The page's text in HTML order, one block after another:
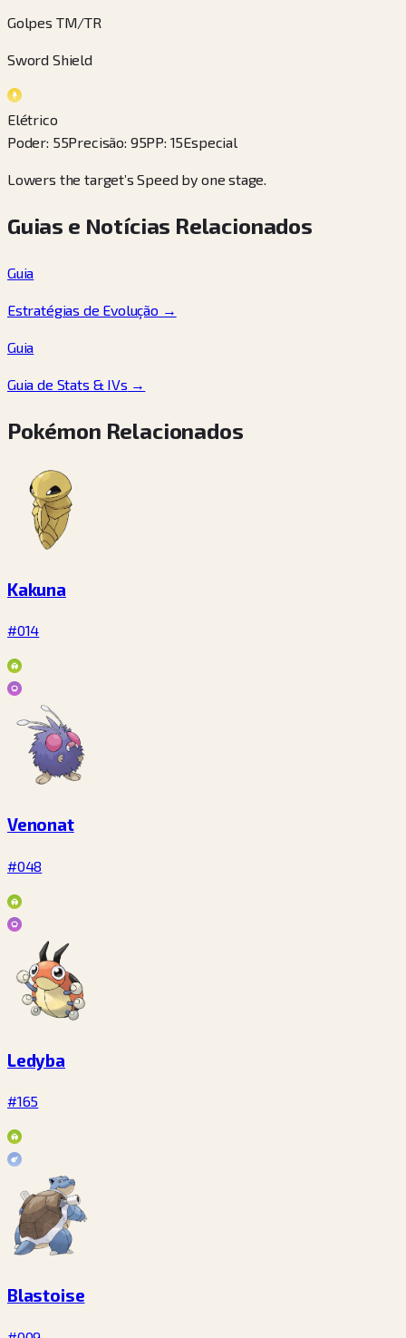
Golpes TM/TR
Sword Shield
Elétrico
Poder: 55Precisão: 95PP: 15Especial
Lowers the target’s Speed by one stage.
Guias e Notícias Relacionados
Guia
Estratégias de Evolução →
Guia
Guia de Stats & IVs →
Pokémon Relacionados
Kakuna
#014
Venonat
#048
Ledyba
#165
Blastoise